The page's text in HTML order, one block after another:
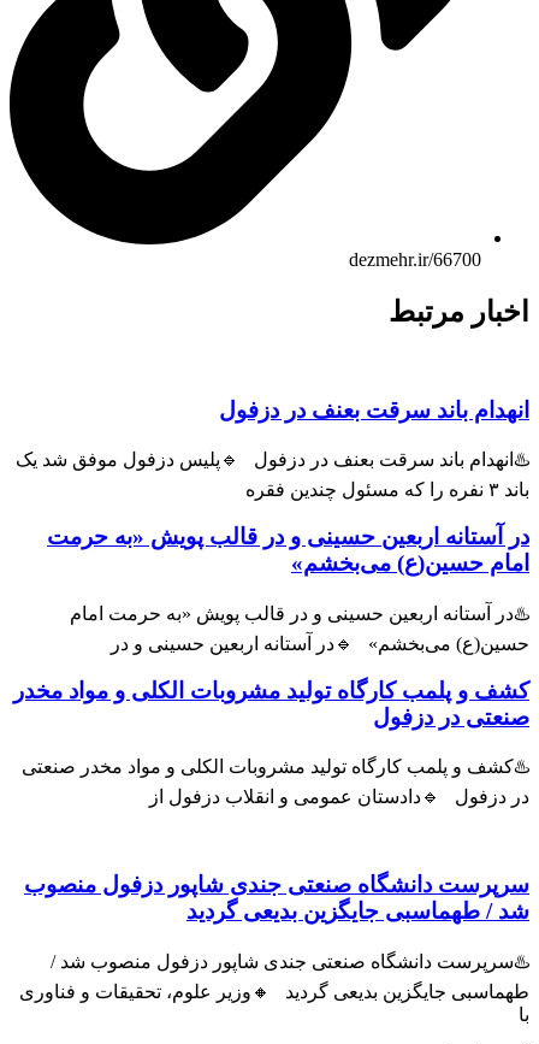
dezmehr.ir/66700
مرتبط
باند سرقت بعنف در دزفول
باند سرقت بعنف در دزفول 🔹پلیس دزفول موفق شد یک
فقره
آستانه اربعین حسینی و در قالب پویش «به حرمت
حسین(ع) می‌بخشم»
آستانه اربعین حسینی و در قالب پویش «به حرمت امام
می‌بخشم» 🔹در آستانه اربعین حسینی و در
و پلمب کارگاه تولید مشروبات الکلی و مواد مخدر
در دزفول
و پلمب کارگاه تولید مشروبات الکلی و مواد مخدر صنعتی
دزفول 🔹دادستان عمومی و انقلاب دزفول از
دانشگاه صنعتی جندی شاپور دزفول منصوب
/ طهماسبی جایگزین بدیعی گردید
دانشگاه صنعتی جندی شاپور دزفول منصوب شد /
جایگزین بدیعی گردید 🔸وزیر علوم، تحقیقات و فناوری